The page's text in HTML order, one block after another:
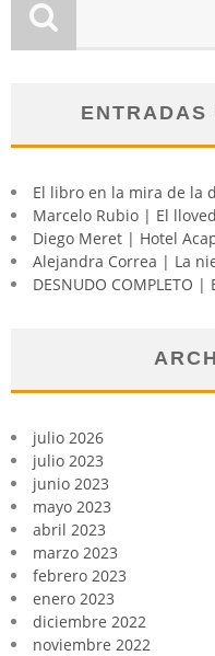
ENTRADAS
El libro en la mira de la
Marcelo Rubio | El
Diego Meret | Hotel
Alejandra Correa | La
DESNUDO COMPLETO
julio 2026
julio 2023
junio 2023
mayo 2023
abril 2023
marzo 2023
febrero 2023
enero 2023
diciembre 2022
noviembre 2022